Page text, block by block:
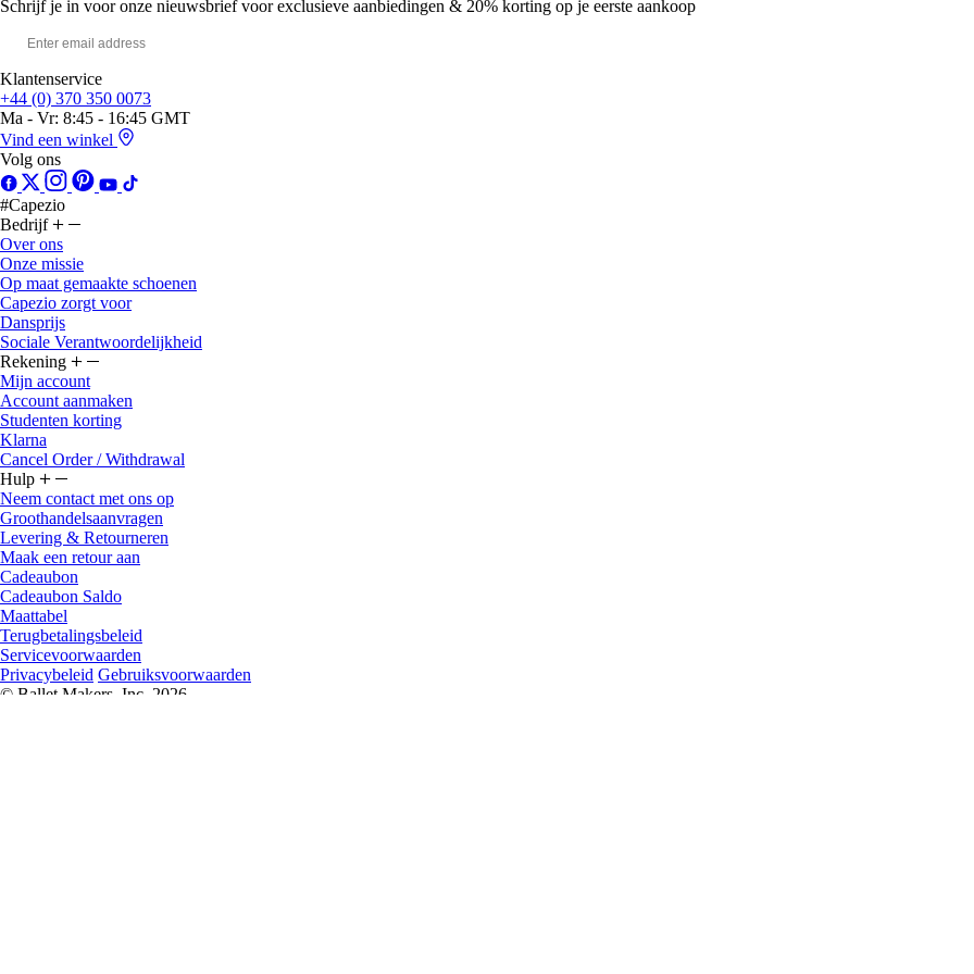
Schrijf je in voor onze nieuwsbrief voor exclusieve aanbiedingen & 20% korting op je eerste aankoop
Klantenservice
+44 (0) 370 350 0073
Ma - Vr: 8:45 - 16:45 GMT
Vind een winkel
Volg ons
#Capezio
Bedrijf
Over ons
Onze missie
Op maat gemaakte schoenen
Capezio zorgt voor
Dansprijs
Sociale Verantwoordelijkheid
Rekening
Mijn account
Account aanmaken
Studenten korting
Klarna
Cancel Order / Withdrawal
Hulp
Neem contact met ons op
Groothandelsaanvragen
Levering & Retourneren
Maak een retour aan
Cadeaubon
Cadeaubon Saldo
Maattabel
Terugbetalingsbeleid
Servicevoorwaarden
Privacybeleid Gebruiksvoorwaarden
© Ballet Makers, Inc. 2026